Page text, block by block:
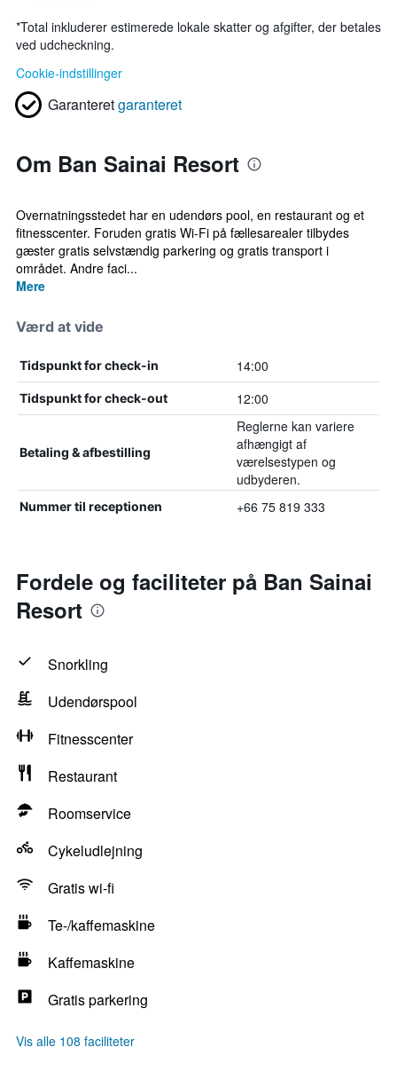
*Total inkluderer estimerede lokale skatter og afgifter, der betales
ved udcheckning.
Cookie-indstillinger
Garanteretgaranteret
Om Ban Sainai Resort
Overnatningsstedet har en udendørs pool, en restaurant og et
fitnesscenter. Foruden gratis Wi-Fi på fællesarealer tilbydes
gæster gratis selvstændig parkering og gratis transport i
området. Andre faci...
Mere
Værd at vide
Tidspunkt for check-in 14:00
Tidspunkt for check-out 12:00
Betaling & afbestilling
Reglerne kan variere
afhængigt af
værelsestypen og
udbyderen.
Nummer til receptionen +66 75 819 333
Fordele og faciliteter på Ban Sainai
Resort
Snorkling
Udendørspool
Fitnesscenter
Restaurant
Roomservice
Cykeludlejning
Gratis wi-fi
Te-/kaffemaskine
Kaffemaskine
Gratis parkering
Vis alle 108 faciliteter